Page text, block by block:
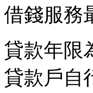
借錢服務
貸款年限
貸款戶自